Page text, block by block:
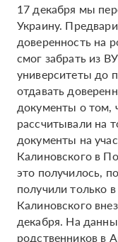
17 декабря мы
Украину.
доверенность на
смог забрать из
университеты до
отдавать
документы о том,
рассчитывали на
документы на
Калиновского в
это получилось,
получили только
Калиновского
декабря. На
родственников в